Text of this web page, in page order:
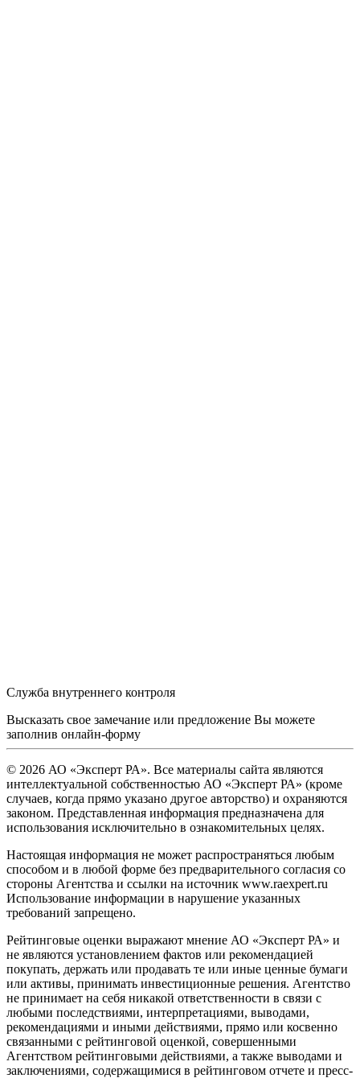
Служба внутреннего контроля
Высказать свое замечание или предложение Вы можете
заполнив онлайн-форму
© 2026 АО «Эксперт РА». Все материалы сайта являются
интеллектуальной собственностью АО «Эксперт РА» (кроме
случаев, когда прямо указано другое авторство) и охраняются
законом. Представленная информация предназначена для
использования исключительно в ознакомительных целях.
Настоящая информация не может распространяться любым
способом и в любой форме без предварительного согласия со
стороны Агентства и ссылки на источник www.raexpert.ru
Использование информации в нарушение указанных
требований запрещено.
Рейтинговые оценки выражают мнение АО «Эксперт РА» и
не являются установлением фактов или рекомендацией
покупать, держать или продавать те или иные ценные бумаги
или активы, принимать инвестиционные решения. Агентство
не принимает на себя никакой ответственности в связи с
любыми последствиями, интерпретациями, выводами,
рекомендациями и иными действиями, прямо или косвенно
связанными с рейтинговой оценкой, совершенными
Агентством рейтинговыми действиями, а также выводами и
заключениями, содержащимися в рейтинговом отчете и пресс-